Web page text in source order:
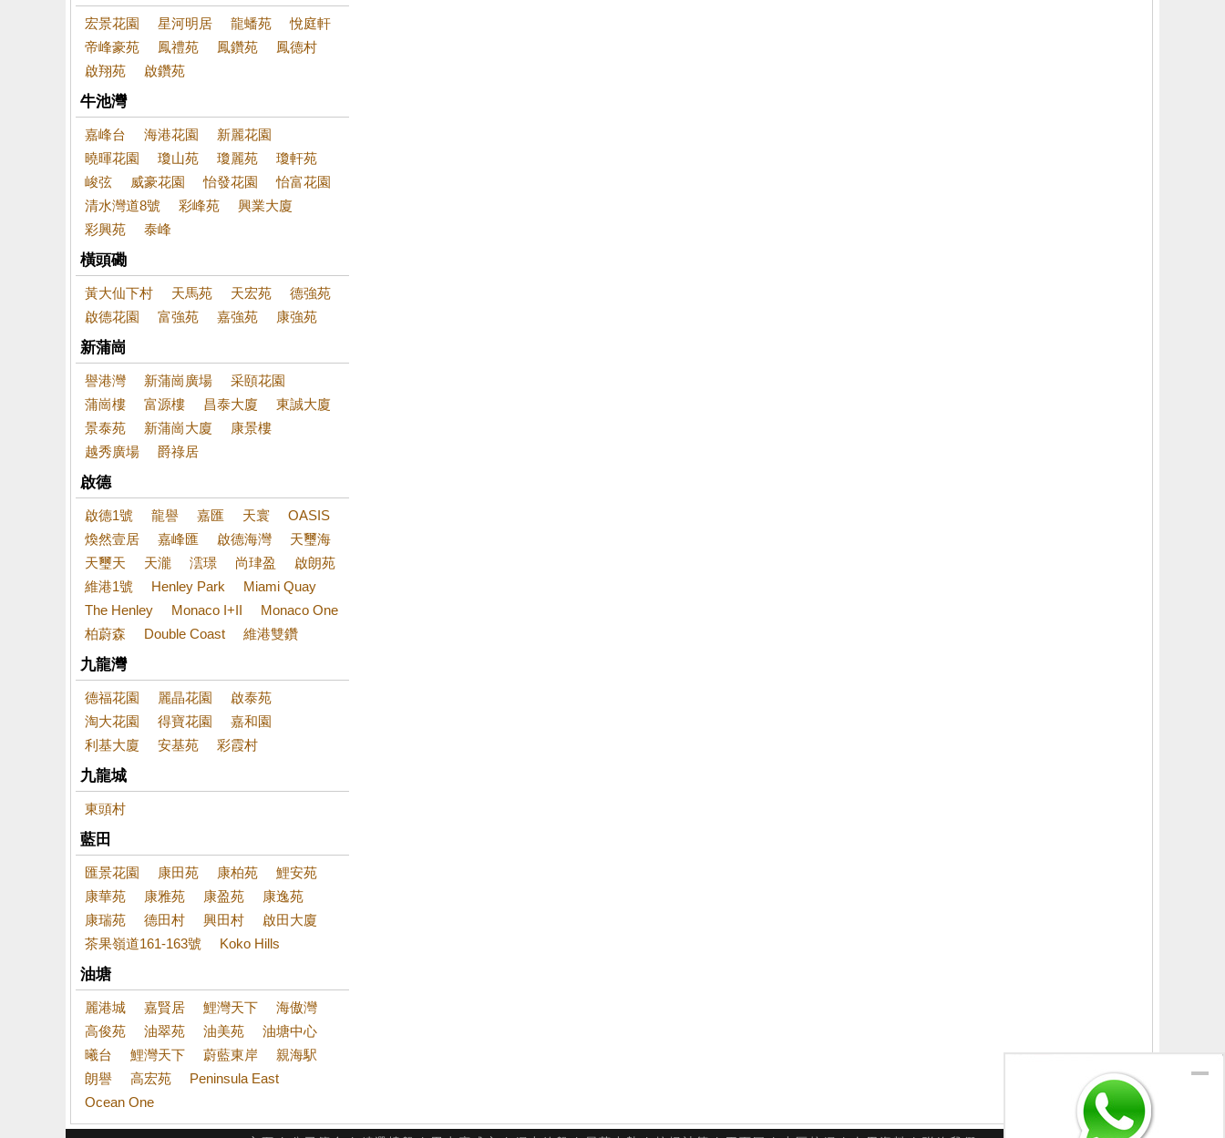
宏景花園 星河明居 龍蟠苑
悅庭軒
帝峰豪苑
鳳禮苑 鳳鑽苑
鳳德村
啟翔苑
啟鑽苑
牛池灣
嘉峰台 海港花園
新麗花園
曉暉花園
瓊山苑 瓊麗苑
瓊軒苑
峻弦
威豪花園 怡發花園
怡富花園
清水灣道8號
彩峰苑
興業大廈
彩興苑
泰峰
橫頭磡
黃大仙下村 天馬苑 天宏苑
德強苑
啟德花園
富強苑 嘉強苑 康強苑
新蒲崗
譽港灣 新蒲崗廣場
采頤花園
蒲崗樓
富源樓 昌泰大廈
東誠大廈
景泰苑
新蒲崗大廈
康景樓
越秀廣場
爵祿居
啟德
啟德1號 龍譽 嘉匯 天寰
OASIS
煥然壹居
嘉峰匯 啟德海灣
天璽海
天璽天
天瀧 澐璟 尚珒盈
啟朗苑
維港1號
Henley Park
Miami Quay
The Henley
Monaco I+II
Monaco One
柏蔚森
Double Coast 維港雙鑽
九龍灣
德福花園 麗晶花園
啟泰苑
淘大花園
得寶花園
嘉和園
利基大廈
安基苑 彩霞村
九龍城
東頭村
藍田
匯景花園 康田苑 康柏苑
鯉安苑
康華苑
康雅苑 康盈苑
康逸苑
康瑞苑
德田村 興田村
啟田大廈
茶果嶺道161-163號
Koko Hills
油塘
麗港城 嘉賢居 鯉灣天下
海傲灣
高俊苑
油翠苑 油美苑
油塘中心
曦台
鯉灣天下 蔚藍東岸
親海駅
朗譽
高宏苑
Peninsula East
Ocean One